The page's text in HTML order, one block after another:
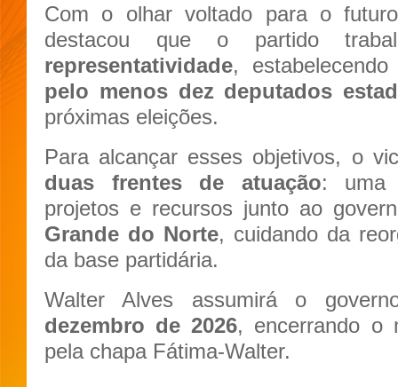
Com o olhar voltado para o
destacou que o partido
representatividade,
pelo menos dez deputados
próximas eleições.
Para alcançar esses objetivos, o
duas frentes de atuação:
projetos e recursos junto ao
Grande do Norte, cuidando da
da base partidária.
Walter Alves assumirá o
dezembro de 2026, encerrando o
pela chapa Fátima-Walter.